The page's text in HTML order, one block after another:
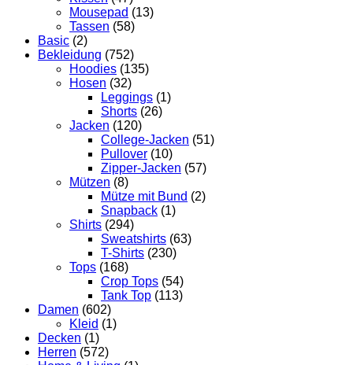
Mousepad (13)
Tassen (58)
Basic (2)
Bekleidung (752)
Hoodies (135)
Hosen (32)
Leggings (1)
Shorts (26)
Jacken (120)
College-Jacken (51)
Pullover (10)
Zipper-Jacken (57)
Mützen (8)
Mütze mit Bund (2)
Snapback (1)
Shirts (294)
Sweatshirts (63)
T-Shirts (230)
Tops (168)
Crop Tops (54)
Tank Top (113)
Damen (602)
Kleid (1)
Decken (1)
Herren (572)